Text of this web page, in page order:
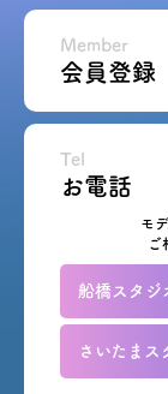
会員登録
Member
Tel
お電話
モ
ご
船橋スタジ
さいたまス